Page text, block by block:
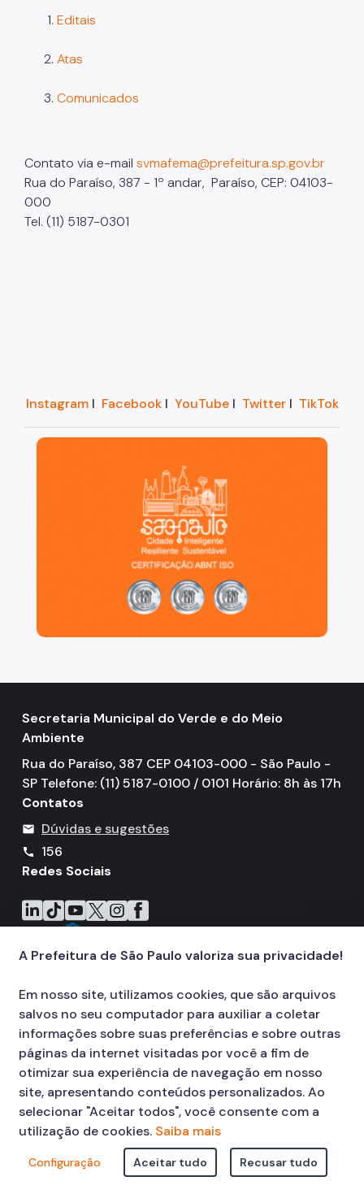
Editais
Atas
Comunicados
Contato via e-mail svmafema@prefeitura.sp.gov.br
Rua do Paraíso, 387 - 1º andar, Paraíso, CEP: 04103-
000
Tel. (11) 5187-0301
InstagramI FacebookI YouTubeI TwitterI TikTok
São Paulo, cidade inteligente, resiliente e sustentável
Secretaria Municipal do Verde e do Meio
Ambiente
Rua do Paraíso, 387 CEP 04103-000 - São Paulo -
SP Telefone: (11) 5187-0100 / 0101 Horário: 8h às 17h
Contatos
mail Dúvidas e sugestões
call
156
Redes Sociais
Icone do LinkedIn
Icone do TikTok
Icone do YouTube
Icone do X
Icone do Instagram
Icone do Facebook
© COPYRIGHT 2026,
Prefeitura Municipal de São Paulo Viaduto do Cha,
15 - Centro - CEP: 01002-020
A Prefeitura de São Paulo valoriza sua privacidade!
Em nosso site, utilizamos cookies, que são arquivos
salvos no seu computador para auxiliar a coletar
informações sobre suas preferências e sobre outras
páginas da internet visitadas por você a fim de
otimizar sua experiência de navegação em nosso
site, apresentando conteúdos personalizados. Ao
selecionar "Aceitar todos", você consente com a
utilização de cookies. Saiba mais
Configuração Aceitar tudo Recusar tudo